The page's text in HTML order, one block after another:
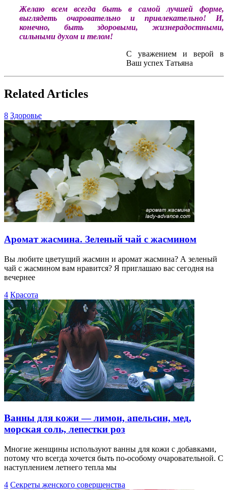
Желаю всем всегда быть в самой лучшей форме,
выглядеть очаровательно и привлекательно! И,
конечно, быть здоровыми, жизнерадостными,
сильными духом и телом!
С уважением и верой в
Ваш успех Татьяна
Related Articles
8 Здоровье
Аромат жасмина. Зеленый чай с жасмином
Вы любите цветущий жасмин и аромат жасмина? А зеленый
чай с жасмином вам нравится? Я приглашаю вас сегодня на
вечернее
4 Красота
Ванны для кожи — лимон, апельсин, мед,
морская соль, лепестки роз
Многие женщины используют ванны для кожи с добавками,
потому что всегда хочется быть по-особому очаровательной. С
наступлением летнего тепла мы
4 Секреты женского совершенства